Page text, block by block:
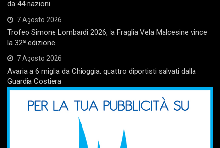
da 44 nazioni
7 Agosto 2026
Trofeo Simone Lombardi 2026, la Fraglia Vela Malcesine vince
la 32ª edizione
7 Agosto 2026
Avaria a 6 miglia da Chioggia, quattro diportisti salvati dalla
Guardia Costiera